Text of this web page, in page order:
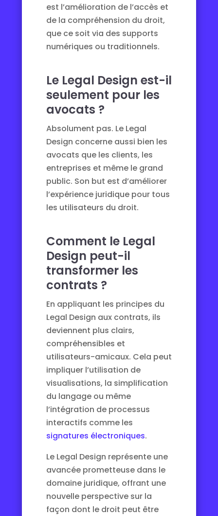
est l’amélioration de l’accès et
de la compréhension du droit,
que ce soit via des supports
numériques ou traditionnels.
Le Legal Design est-il
seulement pour les
avocats ?
Absolument pas. Le Legal
Design concerne aussi bien les
avocats que les clients, les
entreprises et même le grand
public. Son but est d’améliorer
l’expérience juridique pour tous
les utilisateurs du droit.
Comment le Legal
Design peut-il
transformer les
contrats ?
En appliquant les principes du
Legal Design aux contrats, ils
deviennent plus clairs,
compréhensibles et
utilisateurs-amicaux. Cela peut
impliquer l’utilisation de
visualisations, la simplification
du langage ou même
l’intégration de processus
interactifs comme les
signatures électroniques.
Le Legal Design représente une
avancée prometteuse dans le
domaine juridique, offrant une
nouvelle perspective sur la
façon dont le droit peut être